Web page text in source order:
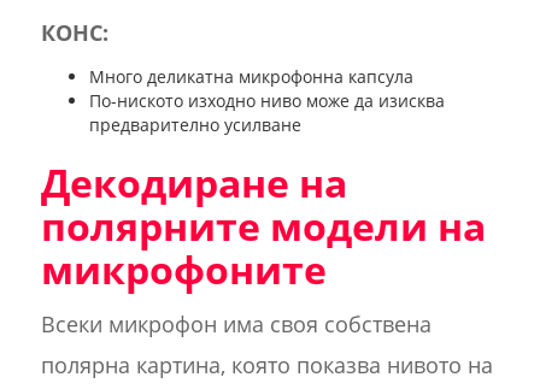
КОНС:
Много деликатна микрофонна капсула
По-ниското изходно ниво може да изисква
предварително усилване
Декодиране на
полярните модели на
микрофоните
Всеки микрофон има своя собствена
полярна картина, която показва нивото на